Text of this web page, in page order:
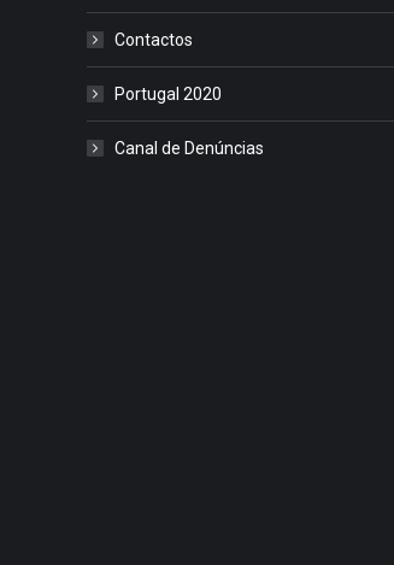
Contactos
Portugal 2020
Canal de Denúncias